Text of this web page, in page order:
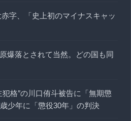
字、「史上初のマイナスキャッ
爆落とされて当然。どの国も同
格″の川口侑斗被告に「無期懲
少年に「懲役30年」の判決